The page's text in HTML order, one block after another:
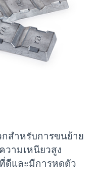
สำหรับการขนย้าย
ามเหนียวสูง
และมีการหดตัว